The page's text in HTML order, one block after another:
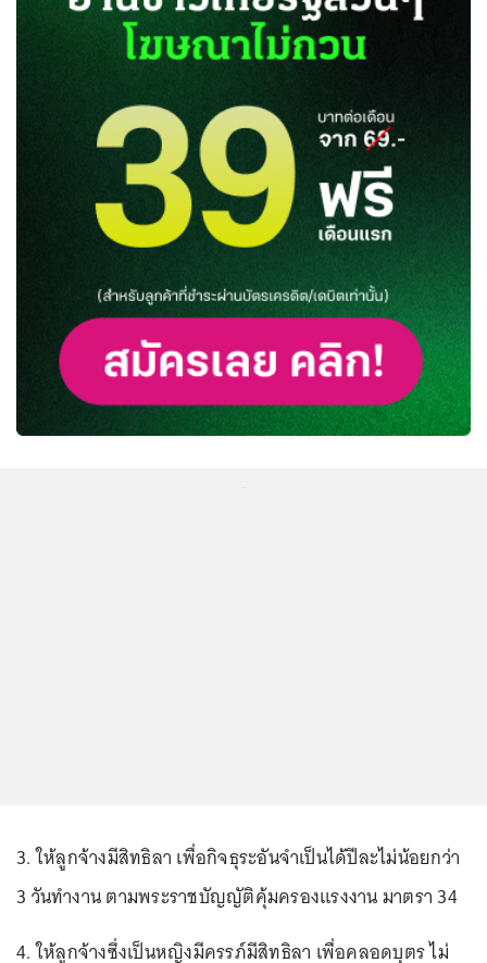
3. ให้ลูกจ้างมีสิทธิลา เพื่อกิจธุระอันจำเป็นได้ปีละไม่น้อยกว่า
3 วันทำงาน ตามพระราชบัญญัติคุ้มครองแรงงาน มาตรา 34
4. ให้ลูกจ้างซึ่งเป็นหญิงมีครรภ์มีสิทธิลา เพื่อคลอดบุตร ไม่